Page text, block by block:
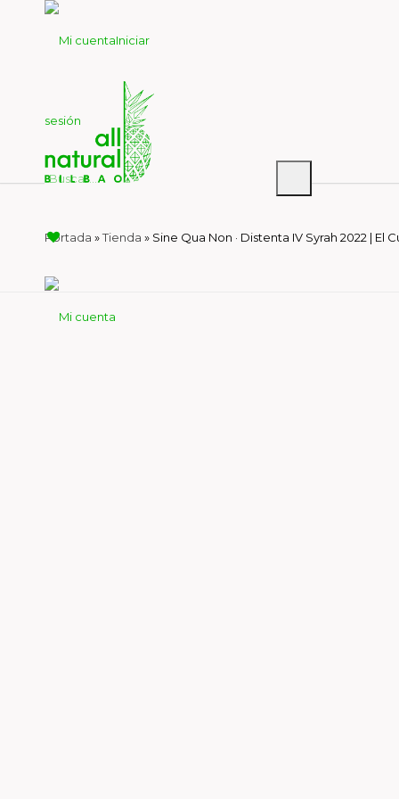
Iniciar
sesión
Portada »Tienda » Sine Qua Non · Distenta IV Syrah 2022 | El